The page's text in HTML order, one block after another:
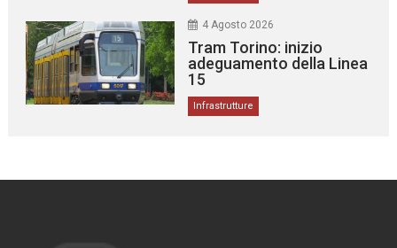
4 Agosto 2026
Tram Torino: inizio
adeguamento della Linea
15
Infrastrutture